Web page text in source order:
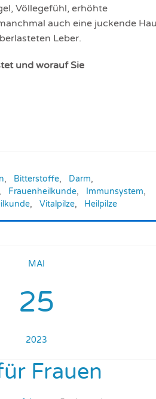
Völlegefühl, erhöhte
auch eine juckende
Leber.
und worauf Sie
, Bitterstoffe, Darm,
, Frauenheilkunde, Immunsystem,
, Vitalpilze, Heilpilze
MAI
25
2023
Frauen